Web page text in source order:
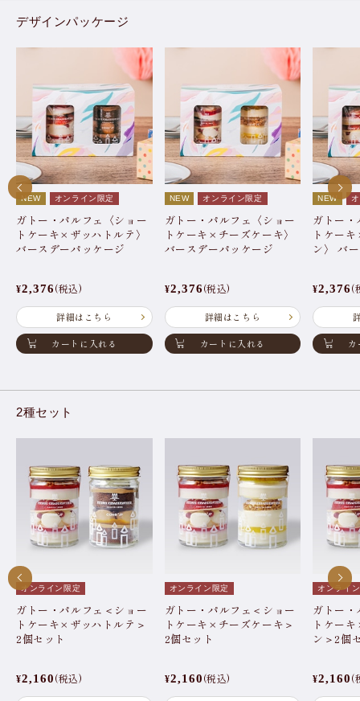
デザインパッケージ
NEW オンライン限定
ガトー・パルフェ〈ショー
トケーキ×ザッハトルテ〉
バースデーパッケージ
¥2,376(税込)
詳細はこちら
カートに入れる
NEW オンライン限定
ガトー・パルフェ〈ショー
トケーキ×チーズケーキ〉
バースデーパッケージ
¥2,376(税込)
詳細はこちら
カートに入れる
NEW
ガトー
トケー
ン〉 バ
¥2,376(
カ
2種セット
オンライン限定
ガトー・パルフェ＜ショー
トケーキ×ザッハトルテ＞
2個セット
¥2,160(税込)
オンライン限定
ガトー・パルフェ＜ショー
トケーキ×チーズケーキ＞
2個セット
¥2,160(税込)
オンライ
ガトー
トケー
ン＞2個
¥2,160(